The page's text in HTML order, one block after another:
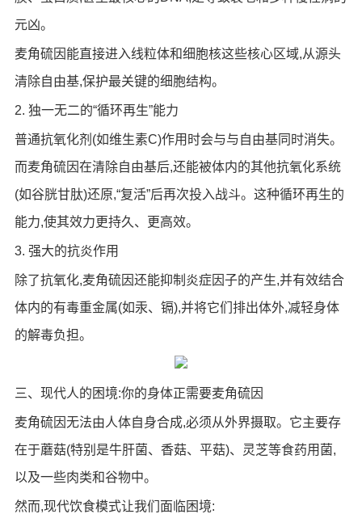
元凶。
麦角硫因能直接进入线粒体和细胞核这些核心区域,从源头
清除自由基,保护最关键的细胞结构。
2. 独一无二的“循环再生”能力
普通抗氧化剂(如维生素C)作用时会与与自由基同时消失。
而麦角硫因在清除自由基后,还能被体内的其他抗氧化系统
(如谷胱甘肽)还原,“复活”后再次投入战斗。这种循环再生的
能力,使其效力更持久、更高效。
3. 强大的抗炎作用
除了抗氧化,麦角硫因还能抑制炎症因子的产生,并有效结合
体内的有毒重金属(如汞、镉),并将它们排出体外,减轻身体
的解毒负担。
三、现代人的困境:你的身体正需要麦角硫因
麦角硫因无法由人体自身合成,必须从外界摄取。它主要存
在于蘑菇(特别是牛肝菌、香菇、平菇)、灵芝等食药用菌,
以及一些肉类和谷物中。
然而,现代饮食模式让我们面临困境: